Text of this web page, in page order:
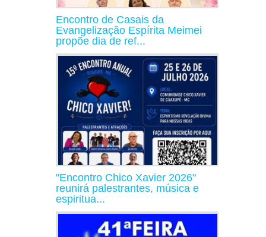
Encontro de Casais da
Evangelização Espírita Meimei
propõe dia de ref...
"Encontro Chico Xavier 2026"
reunirá palestrantes, música e
espiritua...